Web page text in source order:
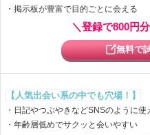
・掲示板が豊富で目的ごとに会える
＼登録で800円
無料で
【人気出会い系の中でも穴場！】
・日記やつぶやきなどSNSのように使
・年齢層低めでサクッと会いやすい